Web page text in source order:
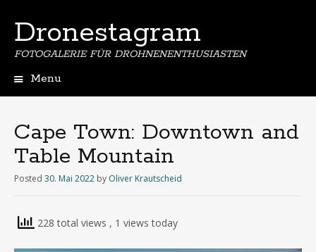
Dronestagram
FOTOGALERIE FÜR DROHNENENTHUSIASTEN
Menu
Cape Town: Downtown and
Table Mountain
Posted 30. Mai 2022 by Oliver Krautscheid
228 total views , 1 views today